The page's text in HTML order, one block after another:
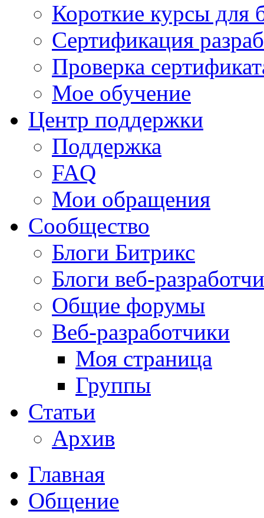
Короткие курсы для
Сертификация
Проверка
Мое обучение
Центр поддержки
Поддержка
FAQ
Мои обращения
Сообщество
Блоги Битрикс
Блоги веб-
Общие форумы
Веб-разработчики
Моя страница
Группы
Статьи
Архив
Главная
Общение